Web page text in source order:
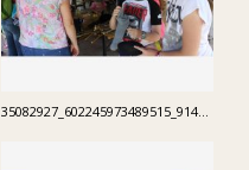
35082927_602245973489515_9141126247814791168_n.jpg